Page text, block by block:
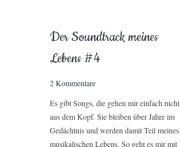
Der Soundtrack meines
Lebens #4
2 Kommentare
Es gibt Songs, die gehen mir einfach nicht
aus dem Kopf. Sie bleiben über Jahre im
Gedächtnis und werden damit Teil meines
musikalischen Lebens. So geht es mir mit